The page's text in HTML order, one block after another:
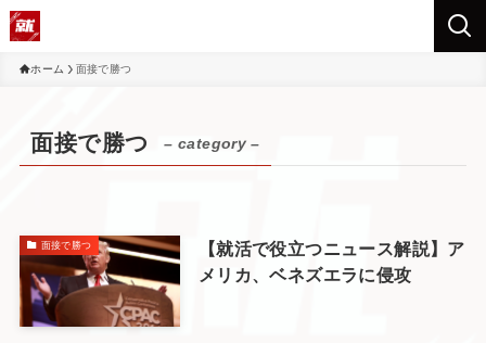
ホーム 面接で勝つ
面接で勝つ – category –
面接で勝つ
【就活で役立つニュース解説】ア
メリカ、ベネズエラに侵攻